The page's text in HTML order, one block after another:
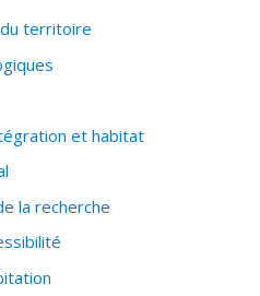
territoire
et habitat
la recherche